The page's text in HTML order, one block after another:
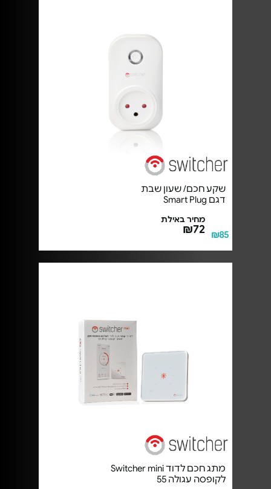
שקע חכם/ שעון שבת
דגם Smart Plug
₪85
מחיר באילת
₪72
מתג חכם לדוד Switcher mini
לקופסה עגולה 55